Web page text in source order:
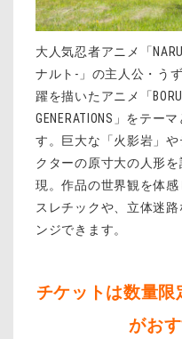
大人気忍者アニメ「
ナルト-」の主人公・う
躍を描いたアニメ「
GENERATIONS」をテー
す。巨大な「火影岩」
クターの原寸大の人形
現。作品の世界観を体
スレチックや、立体迷
ンジできます。
チケットは数量限
がお